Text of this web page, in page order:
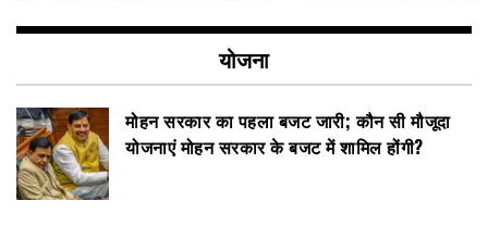
योजना
मोहन सरकार का पहला बजट जारी; कौन सी मौजूदा
योजनाएं मोहन सरकार के बजट में शामिल होंगी?